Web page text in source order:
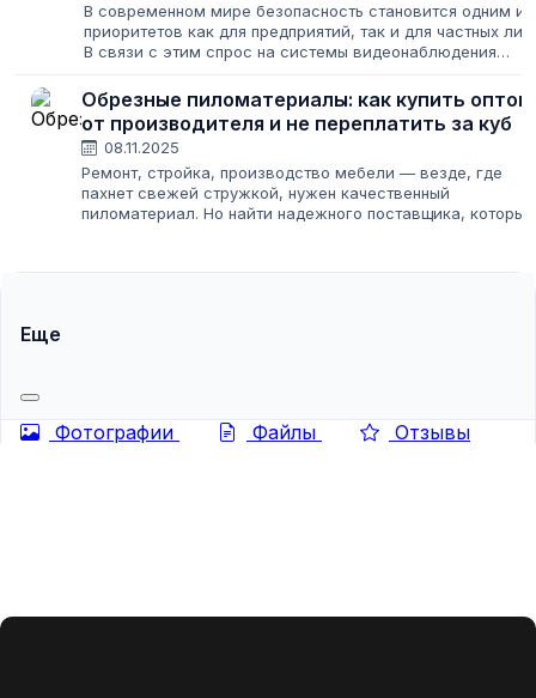
В современном мире безопасность становится одним из
приоритетов как для предприятий, так и для частных лиц.
В связи с этим спрос на системы видеонаблюдения
для оптовых поставщиков,...
Обрезные пиломатериалы: как купить оптом
от производителя и не переплатить за куб
08.11.2025
Ремонт, стройка, производство мебели — везде, где
пахнет свежей стружкой, нужен качественный
пиломатериал. Но найти надежного поставщика, который
Еще
Фотографии Файлы Отзывы